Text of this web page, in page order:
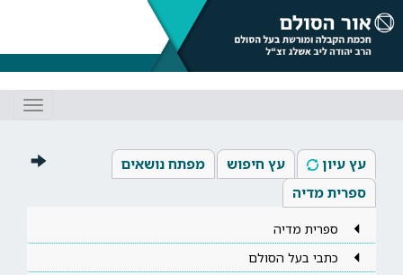
עץ עיון עץ חיפוש
מפתח נושאים
ספרית מדיה
ספרית מדיה
כתבי בעל הסולם